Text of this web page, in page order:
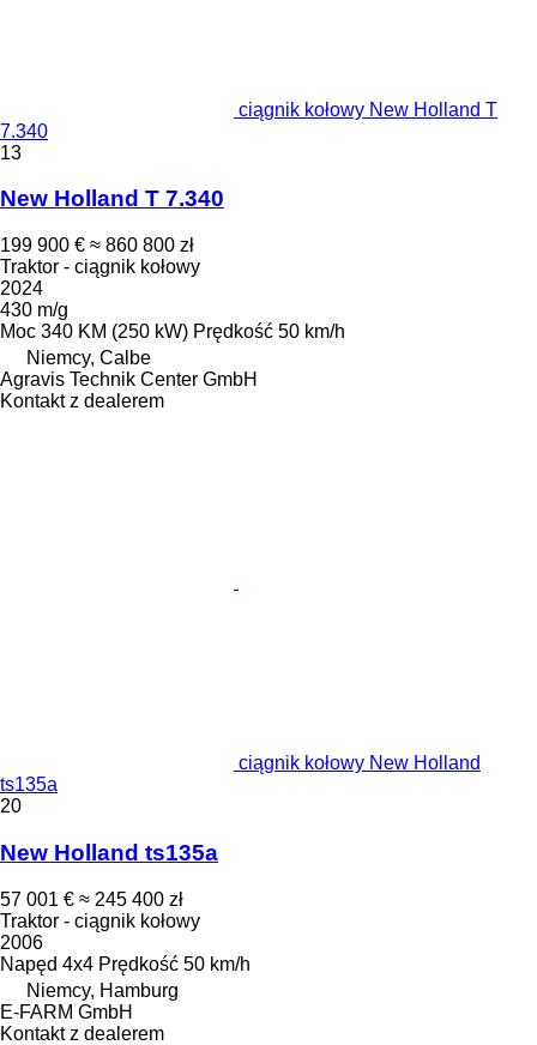
ciągnik kołowy New Holland T
7.340
13
New Holland T 7.340
199 900 € ≈ 860 800 zł
Traktor - ciągnik kołowy
2024
430 m/g
Moc 340 KM (250 kW) Prędkość 50 km/h
Niemcy, Calbe
Agravis Technik Center GmbH
Kontakt z dealerem
ciągnik kołowy New Holland
ts135a
20
New Holland ts135a
57 001 € ≈ 245 400 zł
Traktor - ciągnik kołowy
2006
Napęd 4x4 Prędkość 50 km/h
Niemcy, Hamburg
E-FARM GmbH
Kontakt z dealerem